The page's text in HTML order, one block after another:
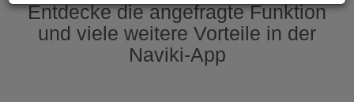
Entdecke die angefragte Funktion
und viele weitere Vorteile in der
Naviki-App